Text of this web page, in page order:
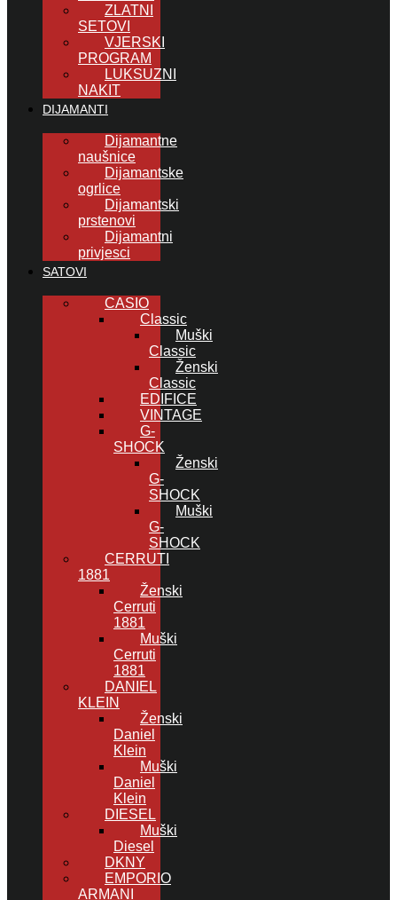
ZLATNI
SETOVI
VJERSKI
PROGRAM
LUKSUZNI
NAKIT
DIJAMANTI
Dijamantne
naušnice
Dijamantske
ogrlice
Dijamantski
prstenovi
Dijamantni
privjesci
SATOVI
CASIO
Classic
Muški
Classic
Ženski
Classic
EDIFICE
VINTAGE
G-
SHOCK
Ženski
G-
SHOCK
Muški
G-
SHOCK
CERRUTI
1881
Ženski
Cerruti
1881
Muški
Cerruti
1881
DANIEL
KLEIN
Ženski
Daniel
Klein
Muški
Daniel
Klein
DIESEL
Muški
Diesel
DKNY
EMPORIO
ARMANI